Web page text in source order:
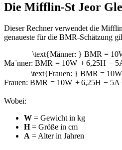
Die Mifflin-St Jeor
Dieser Rechner verwendet die
genaueste für die BMR-Schätzung
\text{Männer: } BMR =
Ma¨nner: BMR = 10W + 6,25H − 5
\text{Frauen: } BMR =
Frauen: BMR = 10W + 6,25H − 5A
Wobei:
W = Gewicht in kg
H= Größe in cm
A = Alter in Jahren